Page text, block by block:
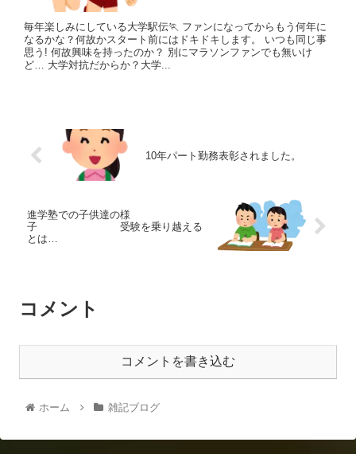
毎年楽しみにしている大学駅伝🏃 ファンになってからもう何年に
なるかな？何故かスタート前にはドキドキします。 いつも同じ事
思う! 何故興味を持ったのか？ 別にマラソンファンでも無いけ
ど… 大学対抗だからか？大学...
10年パート勤務表彰されました。
進学塾での子供達の様
子 受験を乗り越える
とは…
コメント
コメントを書き込む
ホーム 雑記ブログ